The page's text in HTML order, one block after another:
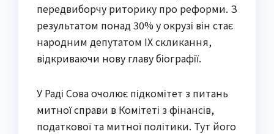
передвиборчу риторику про реформи. З
результатом понад 30% у окрузі він стає
народним депутатом IX скликання,
відкриваючи нову главу біографії.
У Раді Сова очолює підкомітет з питань
митної справи в Комітеті з фінансів,
податкової та митної політики. Тут його